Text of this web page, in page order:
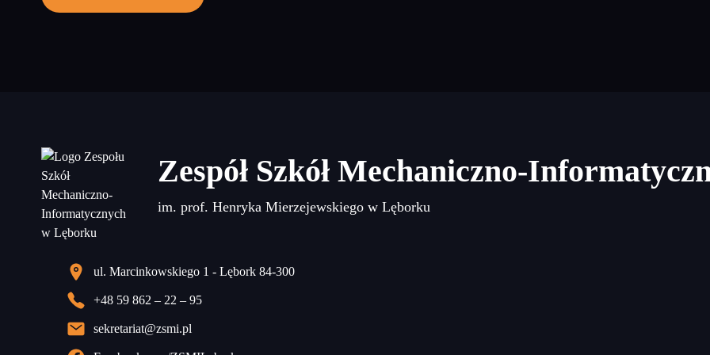
Zespół Szkół Mechaniczno-
im. prof. Henryka Mierzejewskiego w Lęborku
ul. Marcinkowskiego 1 - Lębork 84-300
+48 59 862 – 22 – 95
sekretariat@zsmi.pl